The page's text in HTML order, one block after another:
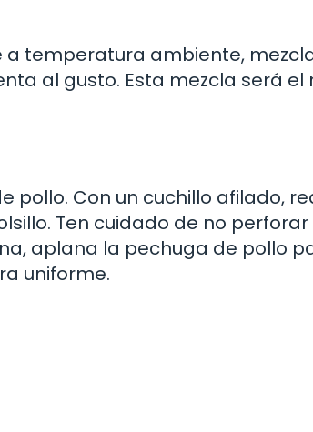
a temperatura ambiente,
al gusto. Esta mezcla será el
Con un cuchillo afilado,
Ten cuidado de no perforar
aplana la pechuga de pollo
uniforme.